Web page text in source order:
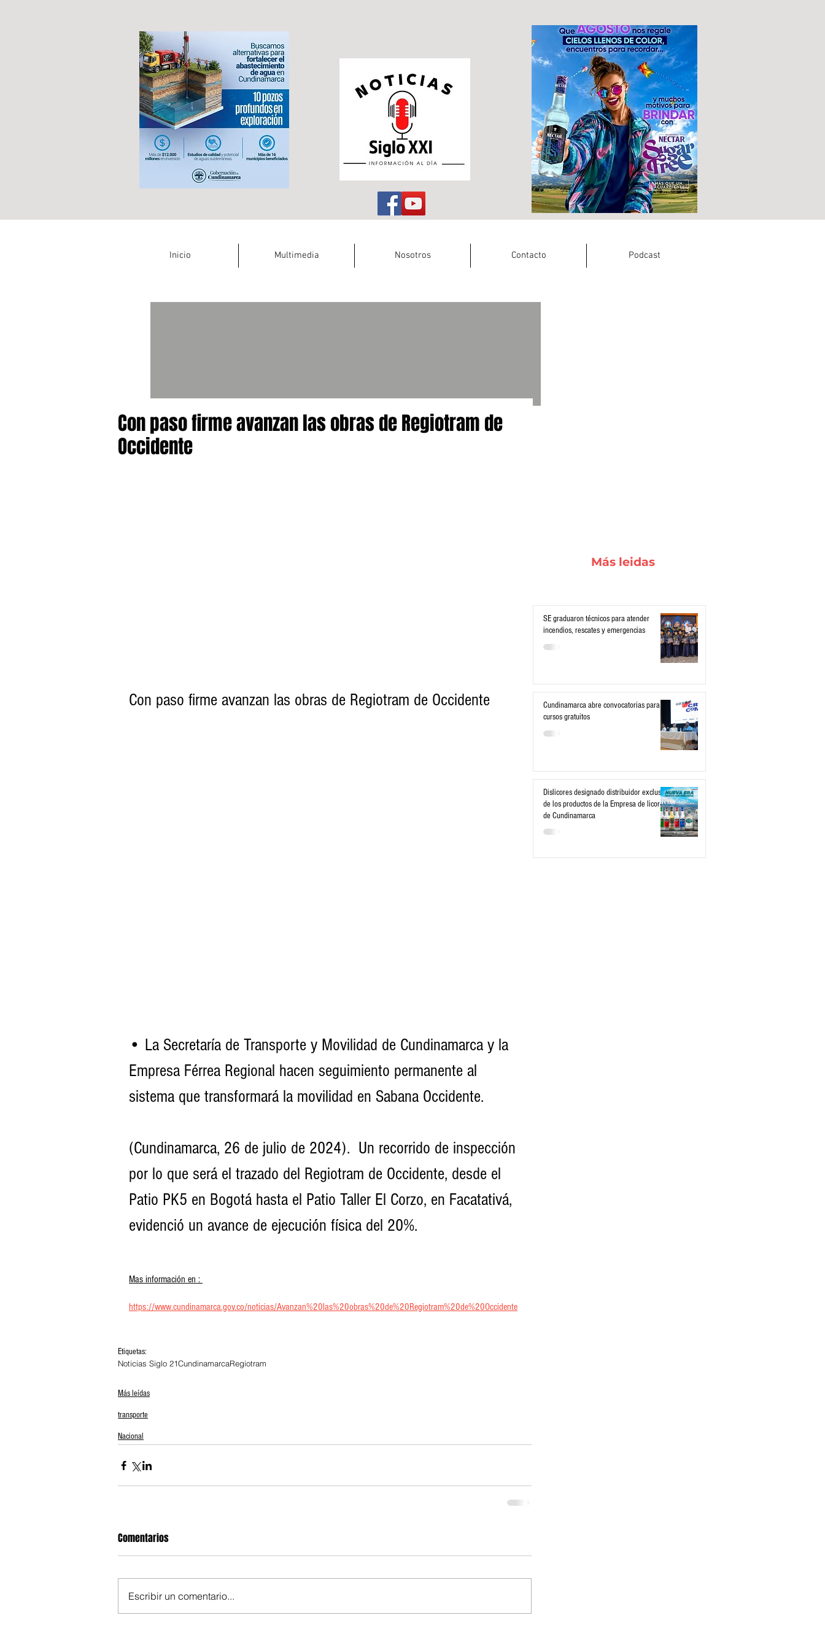
Inicio Multimedia Nosotros Contacto Podcast
Con paso firme avanzan las obras de Regiotram de
Occidente
Con paso firme avanzan las obras de Regiotram de Occidente
• La Secretaría de Transporte y Movilidad de Cundinamarca y la
Empresa Férrea Regional hacen seguimiento permanente al
sistema que transformará la movilidad en Sabana Occidente.
(Cundinamarca, 26 de julio de 2024).  Un recorrido de inspección
por lo que será el trazado del Regiotram de Occidente, desde el
Patio PK5 en Bogotá hasta el Patio Taller El Corzo, en Facatativá,
evidenció un avance de ejecución física del 20%.
Mas información en :
https://www.cundinamarca.gov.co/noticias/Avanzan%20las%20obras%20de%20Regiotram%20de%20Occidente
Etiquetas:
Noticias Siglo 21CundinamarcaRegiotram
Más leídas
transporte
Nacional
Comentarios
Escribir un comentario...
Más leidas
SE graduaron técnicos para atender
incendios, rescates y emergencias
Cundinamarca abre convocatorias para
cursos gratuitos
Dislicores designado distribuidor exclusivo
de los productos de la Empresa de licores
de Cundinamarca